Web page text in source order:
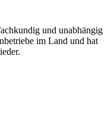
und unabhängig
im Land und hat